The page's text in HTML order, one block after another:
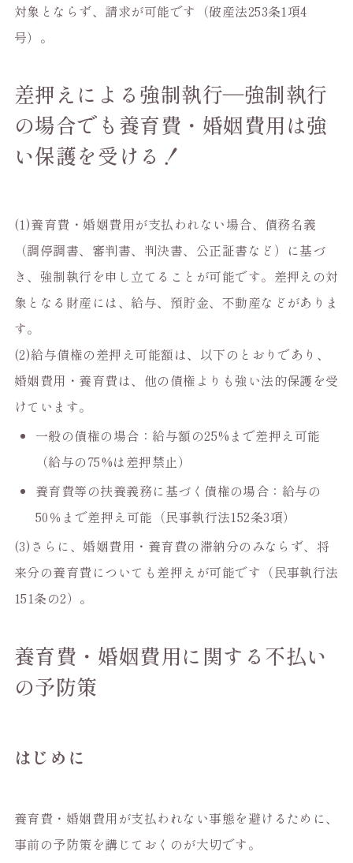
対象とならず、請求が可能です（破産法253条1項4
号）。
差押えによる強制執行―強制執行
の場合でも養育費・婚姻費用は強
い保護を受ける！
(1)養育費・婚姻費用が支払われない場合、債務名義
（調停調書、審判書、判決書、公正証書など）に基づ
き、強制執行を申し立てることが可能です。差押えの対
象となる財産には、給与、預貯金、不動産などがありま
す。
(2)給与債権の差押え可能額は、以下のとおりであり、
婚姻費用・養育費は、他の債権よりも強い法的保護を受
けています。
一般の債権の場合：給与額の25%まで差押え可能
（給与の75%は差押禁止）
養育費等の扶養義務に基づく債権の場合：給与の
50％まで差押え可能（民事執行法152条3項）
(3)さらに、婚姻費用・養育費の滞納分のみならず、将
来分の養育費についても差押えが可能です（民事執行法
151条の2）。
養育費・婚姻費用に関する不払い
の予防策
はじめに
養育費・婚姻費用が支払われない事態を避けるために、
事前の予防策を講じておくのが大切です。